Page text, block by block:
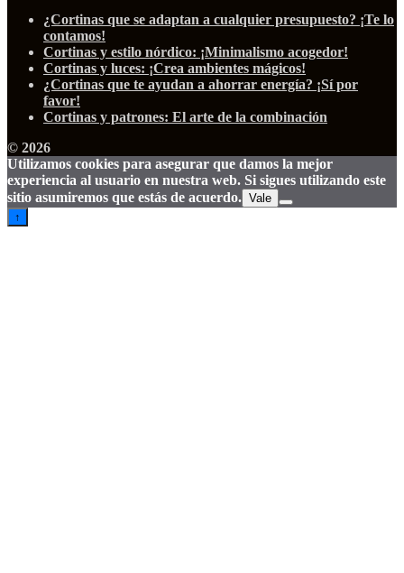
¿Cortinas que se adaptan a cualquier presupuesto? ¡Te lo
contamos!
Cortinas y estilo nórdico: ¡Minimalismo acogedor!
Cortinas y luces: ¡Crea ambientes mágicos!
¿Cortinas que te ayudan a ahorrar energía? ¡Sí por
favor!
Cortinas y patrones: El arte de la combinación
© 2026
Utilizamos cookies para asegurar que damos la mejor
experiencia al usuario en nuestra web. Si sigues utilizando este
sitio asumiremos que estás de acuerdo. Vale
↑